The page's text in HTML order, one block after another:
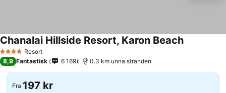
4 StjernerResort
Chanalai Hillside Resort, Karon Beach
8,9 Fantastisk 6 169 0.3 km unna stranden
Fra 197 kr